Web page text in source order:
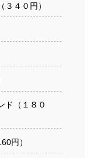
４０円）
ド（１８０
円）